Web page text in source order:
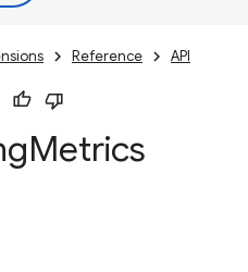
Reference API
Metrics